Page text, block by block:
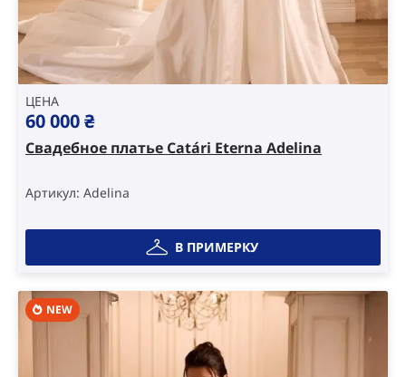
ЦЕНА
60 000₴
Свадебное платье Catári Eterna Adelina
Артикул: Adelina
В ПРИМЕРКУ
NEW